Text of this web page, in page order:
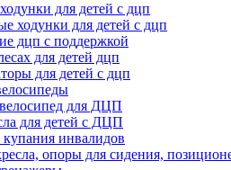
для детей с дцп
ходунки для детей с дцп
дцп с поддержкой
для детей дцп
для детей с дцп
для ДЦП
для детей с ДЦП
инвалидов
опоры для сидения,